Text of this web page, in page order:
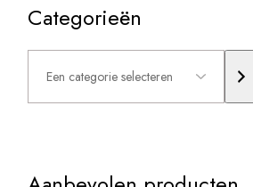
Categorieën
Een
categorie
selecteren